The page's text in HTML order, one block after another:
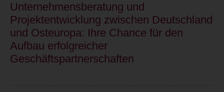
Unternehmensberatung und
Projektentwicklung zwischen Deutschland
und Osteuropa: Ihre Chance für den
Aufbau erfolgreicher
Geschäftspartnerschaften